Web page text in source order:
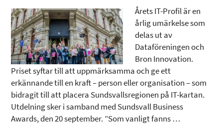
Årets IT-Profil är en
årlig umärkelse som
delas ut av
Dataföreningen och
Bron Innovation.
Priset syftar till att uppmärksamma och ge ett
erkännande till en kraft – person eller organisation – som
bidragit till att placera Sundsvallsregionen på IT-kartan.
Utdelning sker i samband med Sundsvall Business
Awards, den 20 september. ”Som vanligt fanns …